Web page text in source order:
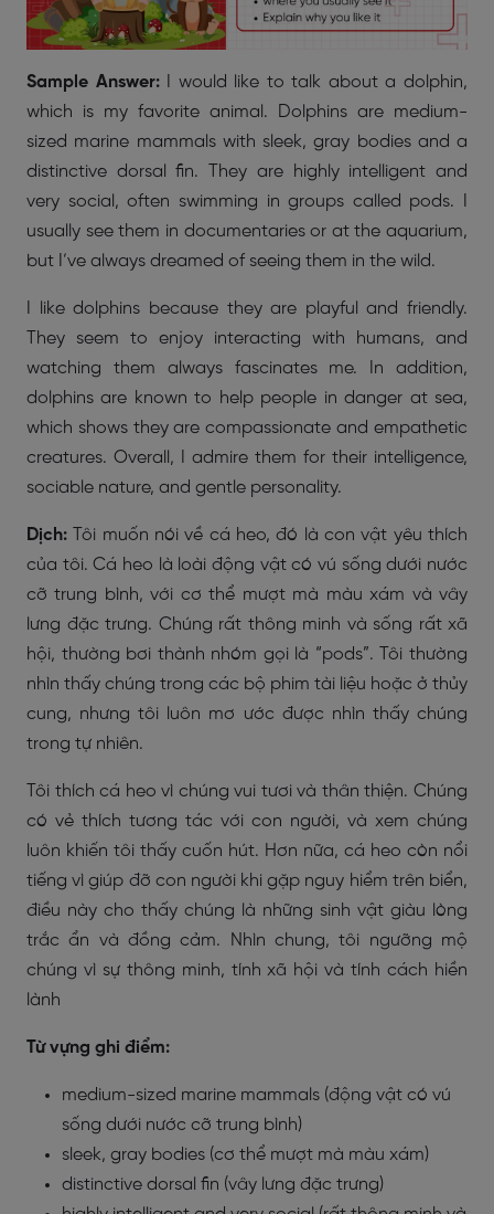
Sample Answer:
I would like to talk about a dolphin,
which is my favorite animal. Dolphins are medium-
sized marine mammals with sleek, gray bodies and a
distinctive dorsal fin. They are highly intelligent and
very social, often swimming in groups called pods. I
usually see them in documentaries or at the aquarium,
but I’ve always dreamed of seeing them in the wild.
I like dolphins because they are playful and friendly.
They seem to enjoy interacting with humans, and
watching them always fascinates me. In addition,
dolphins are known to help people in danger at sea,
which shows they are compassionate and empathetic
creatures. Overall, I admire them for their intelligence,
sociable nature, and gentle personality.
Dịch: Tôi muốn nói về cá heo, đó là con vật yêu thích
của tôi. Cá heo là loài động vật có vú sống dưới nước
cỡ trung bình, với cơ thể mượt mà màu xám và vây
lưng đặc trưng. Chúng rất thông minh và sống rất xã
hội, thường bơi thành nhóm gọi là “pods”. Tôi thường
nhìn thấy chúng trong các bộ phim tài liệu hoặc ở thủy
cung, nhưng tôi luôn mơ ước được nhìn thấy chúng
trong tự nhiên.
Tôi thích cá heo vì chúng vui tươi và thân thiện. Chúng
có vẻ thích tương tác với con người, và xem chúng
luôn khiến tôi thấy cuốn hút. Hơn nữa, cá heo còn nổi
tiếng vì giúp đỡ con người khi gặp nguy hiểm trên biển,
điều này cho thấy chúng là những sinh vật giàu lòng
trắc ẩn và đồng cảm. Nhìn chung, tôi ngưỡng mộ
chúng vì sự thông minh, tính xã hội và tính cách hiền
lành
Từ vựng ghi điểm:
medium-sized marine mammals (động vật có vú
sống dưới nước cỡ trung bình)
sleek, gray bodies (cơ thể mượt mà màu xám)
distinctive dorsal fin (vây lưng đặc trưng)